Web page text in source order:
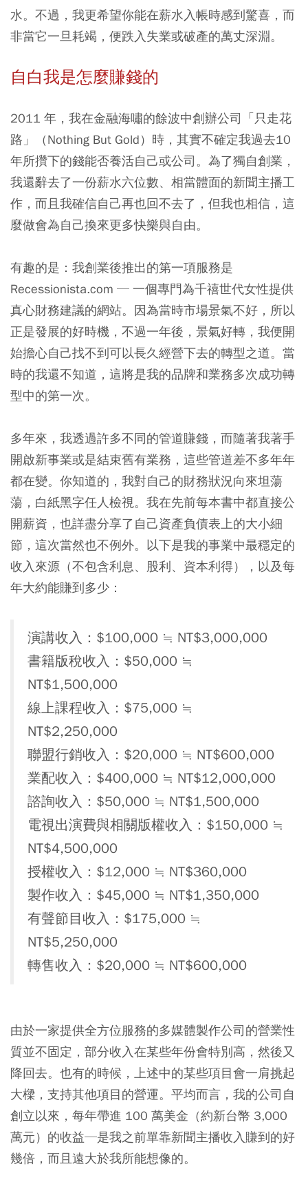
水。不過，我更希望你能在薪水入帳時感到驚喜，而
非當它一旦耗竭，便跌入失業或破產的萬丈深淵。
自白我是怎麼賺錢的
2011 年，我在金融海嘯的餘波中創辦公司「只走花
路」（Nothing But Gold）時，其實不確定我過去10
年所攢下的錢能否養活自己或公司。為了獨自創業，
我還辭去了一份薪水六位數、相當體面的新聞主播工
作，而且我確信自己再也回不去了，但我也相信，這
麼做會為自己換來更多快樂與自由。
有趣的是：我創業後推出的第一項服務是
Recessionista.com ─ 一個專門為千禧世代女性提供
真心財務建議的網站。因為當時市場景氣不好，所以
正是發展的好時機，不過一年後，景氣好轉，我便開
始擔心自己找不到可以長久經營下去的轉型之道。當
時的我還不知道，這將是我的品牌和業務多次成功轉
型中的第一次。
多年來，我透過許多不同的管道賺錢，而隨著我著手
開啟新事業或是結束舊有業務，這些管道差不多年年
都在變。你知道的，我對自己的財務狀況向來坦蕩
蕩，白紙黑字任人檢視。我在先前每本書中都直接公
開薪資，也詳盡分享了自己資產負債表上的大小細
節，這次當然也不例外。以下是我的事業中最穩定的
收入來源（不包含利息、股利、資本利得），以及每
年大約能賺到多少：
演講收入：$100,000 ≒ NT$3,000,000
書籍版稅收入：$50,000 ≒
NT$1,500,000
線上課程收入：$75,000 ≒
NT$2,250,000
聯盟行銷收入：$20,000 ≒ NT$600,000
業配收入：$400,000 ≒ NT$12,000,000
諮詢收入：$50,000 ≒ NT$1,500,000
電視出演費與相關版權收入：$150,000 ≒
NT$4,500,000
授權收入：$12,000 ≒ NT$360,000
製作收入：$45,000 ≒ NT$1,350,000
有聲節目收入：$175,000 ≒
NT$5,250,000
轉售收入：$20,000 ≒ NT$600,000
由於一家提供全方位服務的多媒體製作公司的營業性
質並不固定，部分收入在某些年份會特別高，然後又
降回去。也有的時候，上述中的某些項目會一肩挑起
大樑，支持其他項目的營運。平均而言，我的公司自
創立以來，每年帶進 100 萬美金（約新台幣 3,000
萬元）的收益─是我之前單靠新聞主播收入賺到的好
幾倍，而且遠大於我所能想像的。